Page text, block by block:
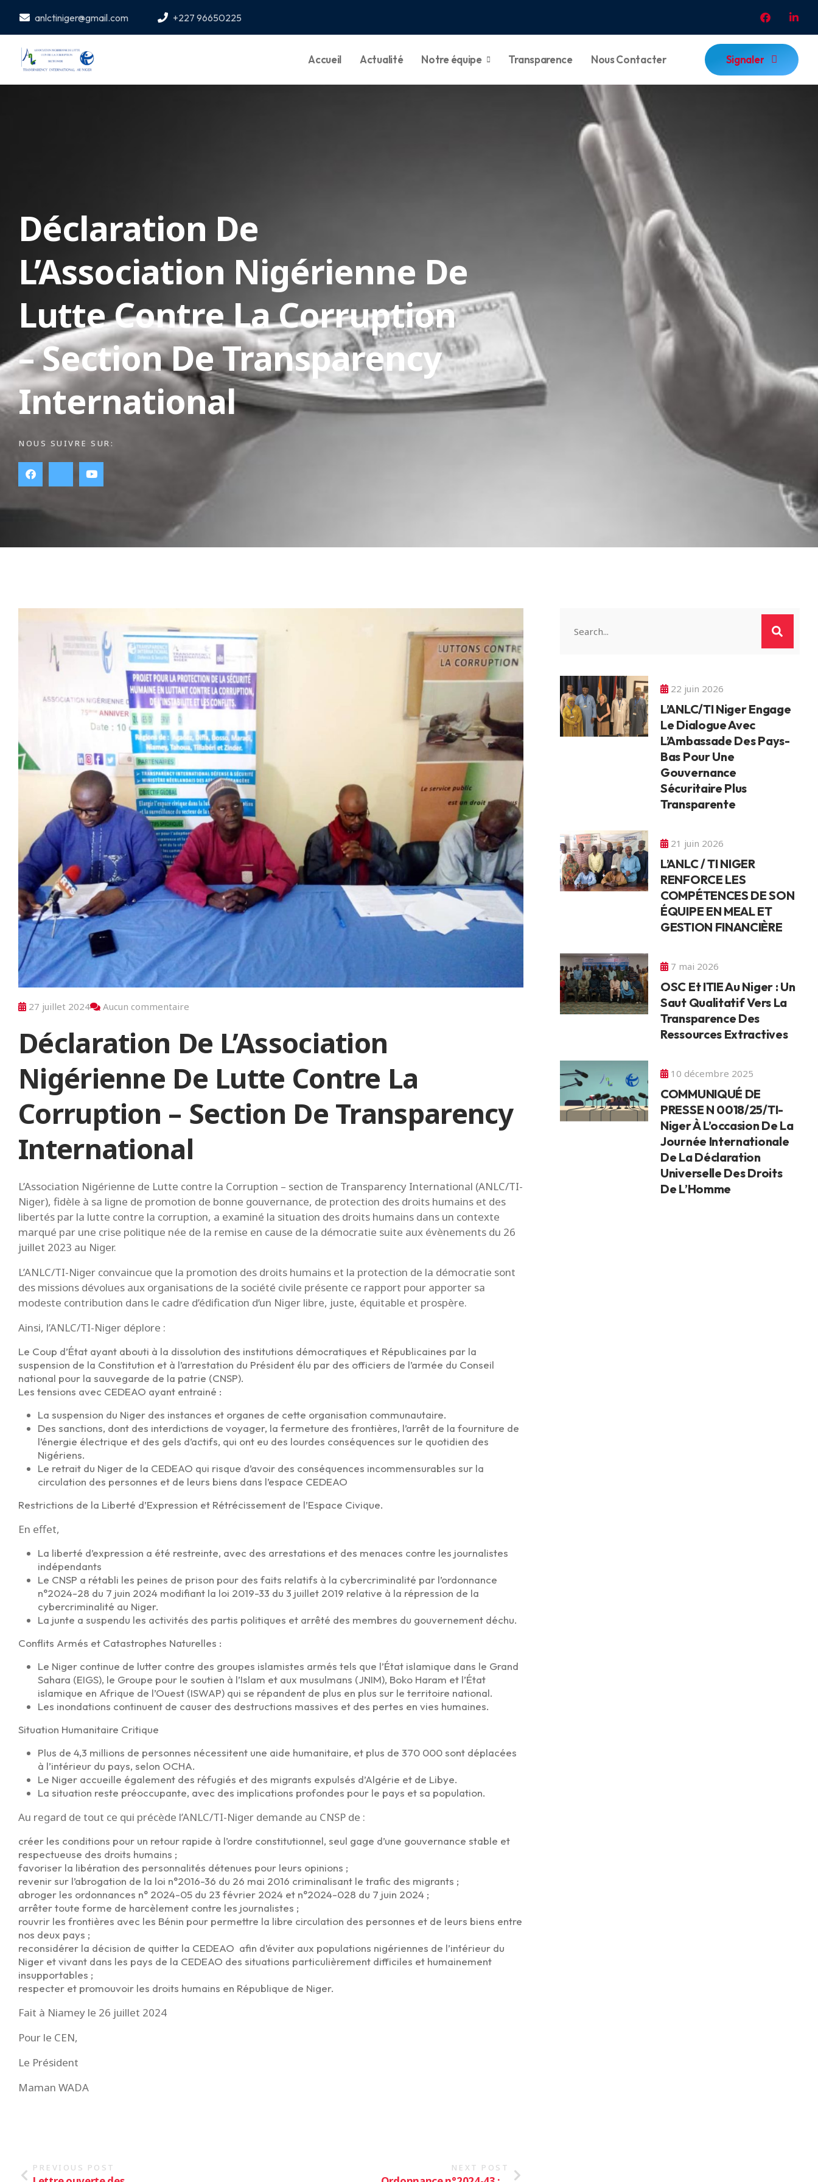
anlctiniger@gmail.com +227 96650225
Accueil Actualité Notre équipe Transparence Nous Contacter
Signaler
Signaler
Déclaration De
L’Association Nigérienne De
Lutte Contre La Corruption
– Section De Transparency
International
NOUS SUIVRE SUR:
27 juillet 2024 Aucun commentaire
Déclaration De L’Association
Nigérienne De Lutte Contre La
Corruption – Section De Transparency
International
L’Association Nigérienne de Lutte contre la Corruption – section de Transparency International (ANLC/TI-
Niger), fidèle à sa ligne de promotion de bonne gouvernance, de protection des droits humains et des
libertés par la lutte contre la corruption, a examiné la situation des droits humains dans un contexte
marqué par une crise politique née de la remise en cause de la démocratie suite aux évènements du 26
juillet 2023 au Niger.
L’ANLC/TI-Niger convaincue que la promotion des droits humains et la protection de la démocratie sont
des missions dévolues aux organisations de la société civile présente ce rapport pour apporter sa
modeste contribution dans le cadre d’édification d’un Niger libre, juste, équitable et prospère.
Ainsi, l’ANLC/TI-Niger déplore :
Le Coup d’État ayant abouti à la dissolution des institutions démocratiques et Républicaines par la
suspension de la Constitution et à l’arrestation du Président élu par des officiers de l’armée du Conseil
national pour la sauvegarde de la patrie (CNSP).
Les tensions avec CEDEAO ayant entrainé :
La suspension du Niger des instances et organes de cette organisation communautaire.
Des sanctions, dont des interdictions de voyager, la fermeture des frontières, l’arrêt de la fourniture de
l’énergie électrique et des gels d’actifs, qui ont eu des lourdes conséquences sur le quotidien des
Nigériens.
Le retrait du Niger de la CEDEAO qui risque d’avoir des conséquences incommensurables sur la
circulation des personnes et de leurs biens dans l’espace CEDEAO
Restrictions de la Liberté d’Expression et Rétrécissement de l’Espace Civique.
En effet,
La liberté d’expression a été restreinte, avec des arrestations et des menaces contre les journalistes
indépendants
Le CNSP a rétabli les peines de prison pour des faits relatifs à la cybercriminalité par l’ordonnance
n°2024-28 du 7 juin 2024 modifiant la loi 2019-33 du 3 juillet 2019 relative à la répression de la
cybercriminalité au Niger.
La junte a suspendu les activités des partis politiques et arrêté des membres du gouvernement déchu.
Conflits Armés et Catastrophes Naturelles :
Le Niger continue de lutter contre des groupes islamistes armés tels que l’État islamique dans le Grand
Sahara (EIGS), le Groupe pour le soutien à l’Islam et aux musulmans (JNIM), Boko Haram et l’État
islamique en Afrique de l’Ouest (ISWAP) qui se répandent de plus en plus sur le territoire national.
Les inondations continuent de causer des destructions massives et des pertes en vies humaines.
Situation Humanitaire Critique
Plus de 4,3 millions de personnes nécessitent une aide humanitaire, et plus de 370 000 sont déplacées
à l’intérieur du pays, selon OCHA.
Le Niger accueille également des réfugiés et des migrants expulsés d’Algérie et de Libye.
La situation reste préoccupante, avec des implications profondes pour le pays et sa population.
Au regard de tout ce qui précède l’ANLC/TI-Niger demande au CNSP de :
créer les conditions pour un retour rapide à l’ordre constitutionnel, seul gage d’une gouvernance stable et
respectueuse des droits humains ;
favoriser la libération des personnalités détenues pour leurs opinions ;
revenir sur l’abrogation de la loi n°2016-36 du 26 mai 2016 criminalisant le trafic des migrants ;
abroger les ordonnances n° 2024-05 du 23 février 2024 et n°2024-028 du 7 juin 2024 ;
arrêter toute forme de harcèlement contre les journalistes ;
rouvrir les frontières avec les Bénin pour permettre la libre circulation des personnes et de leurs biens entre
nos deux pays ;
reconsidérer la décision de quitter la CEDEAO afin d’éviter aux populations nigériennes de l’intérieur du
Niger et vivant dans les pays de la CEDEAO des situations particulièrement difficiles et humainement
insupportables ;
respecter et promouvoir les droits humains en République de Niger.
Fait à Niamey le 26 juillet 2024
Pour le CEN,
Le Président
Maman WADA
PREVIOUS POST NEXT POST
22 juin 2026
L’ANLC/TI Niger Engage
Le Dialogue Avec
L’Ambassade Des Pays-
Bas Pour Une
Gouvernance
Sécuritaire Plus
Transparente
21 juin 2026
L’ANLC / TI NIGER
RENFORCE LES
COMPÉTENCES DE SON
ÉQUIPE EN MEAL ET
GESTION FINANCIÈRE
7 mai 2026
OSC Et ITIE Au Niger : Un
Saut Qualitatif Vers La
Transparence Des
Ressources Extractives
10 décembre 2025
COMMUNIQUÉ DE
PRESSE N 0018/25/TI-
Niger À L’occasion De La
Journée Internationale
De La Déclaration
Universelle Des Droits
De L’Homme